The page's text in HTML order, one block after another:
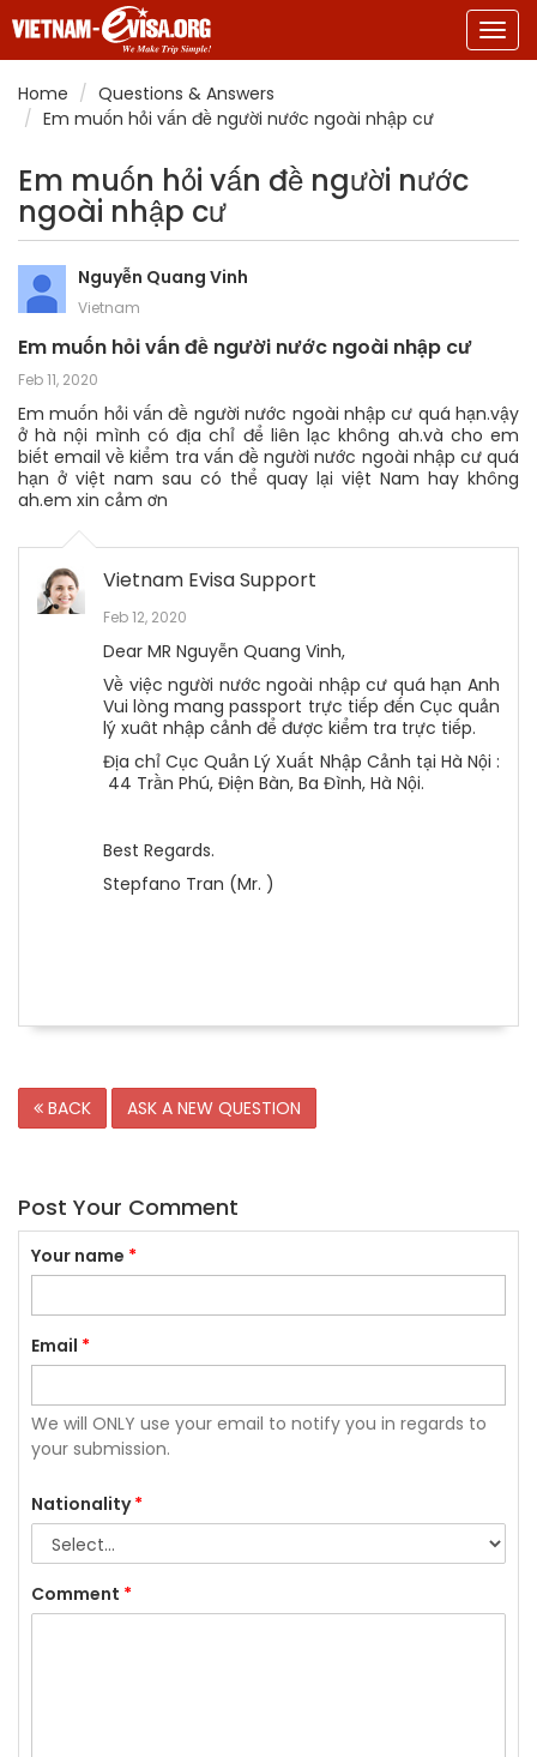
Home
Questions & Answers
Em muốn hỏi vấn đề người nước ngoài nhập cư
Em muốn hỏi vấn đề người nước
ngoài nhập cư
Nguyễn Quang Vinh
Vietnam
Em muốn hỏi vấn đề người nước ngoài nhập cư
Feb 11, 2020
Em muốn hỏi vấn đề người nước ngoài nhập cư quá hạn.vậy
ở hà nội mình có địa chỉ để liên lạc không ah.và cho em
biết email về kiểm tra vấn đề người nước ngoài nhập cư quá
hạn ở việt nam sau có thể quay lại việt Nam hay không
ah.em xin cảm ơn
Vietnam Evisa Support
Feb 12, 2020
Dear MR Nguyễn Quang Vinh,
Về việc người nước ngoài nhập cư quá hạn Anh
Vui lòng mang passport trực tiếp đến Cục quản
lý xuât nhập cảnh để được kiểm tra trực tiếp.
Địa chỉ Cục Quản Lý Xuất Nhập Cảnh tại Hà Nội :
44 Trần Phú, Điện Bàn, Ba Đình, Hà Nội.
Best Regards.
Stepfano Tran (Mr. )
BACK ASK A NEW QUESTION
Post Your Comment
Your name *
Email *
We will ONLY use your email to notify you in regards to
your submission.
Nationality*
Comment *